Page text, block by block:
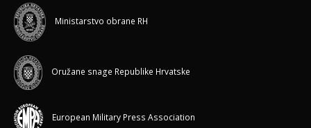
Ministarstvo obrane RH
Oružane snage Republike Hrvatske
European Military Press Association